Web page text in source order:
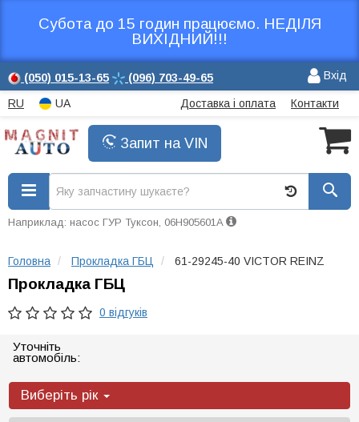
Субота до 15 годин працюємо. НЕДІЛЯ
ВИХІДНИЙ!!!
(050) 015-13-65 (096) 703-49-65 Вхід
RU UA Доставка і оплата Контакти
Запит на VIN
Наприклад: насос ГУР Туксон, 06H905601A
Головна Прокладка ГБЦ 61-29245-40 VICTOR REINZ
Прокладка ГБЦ
0 відгуків
Уточніть
автомобіль:
Виберіть рік